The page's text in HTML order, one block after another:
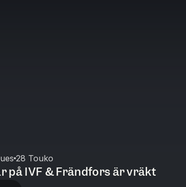
28 Touko
på IVF & Frändfors är vräkt